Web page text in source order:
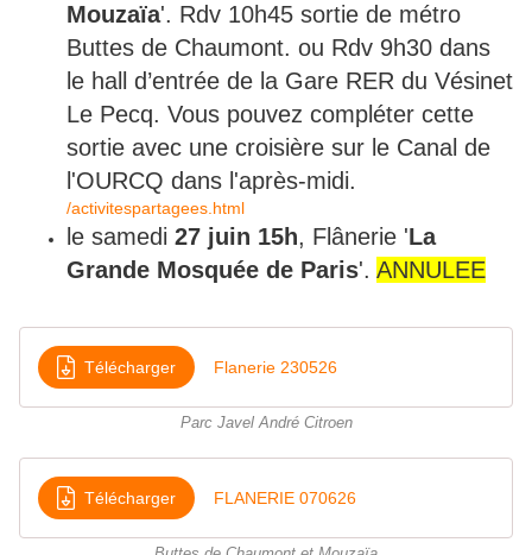
Mouzaïa'. Rdv 10h45 sortie de métro
Buttes de Chaumont. ou Rdv 9h30 dans
le hall d’entrée de la Gare RER du Vésinet
Le Pecq. Vous pouvez compléter cette
sortie avec une croisière sur le Canal de
l'OURCQ dans l'après-midi.
/activitespartagees.html
le samedi 27 juin 15h, Flânerie 'La
Grande Mosquée de Paris'. ANNULEE
Télécharger Flanerie 230526
Parc Javel André Citroen
Télécharger FLANERIE 070626